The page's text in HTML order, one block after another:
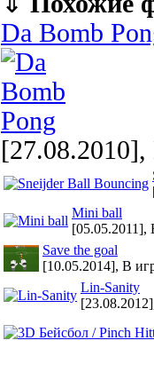
Da Bomb
[27.08.2010],
Mini ball
[05.05.2011],
Save the goal
[10.05.2014], В
Lin-Sanity